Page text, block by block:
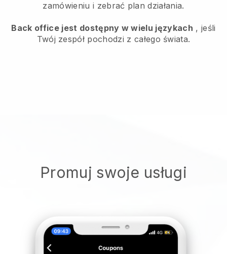
zamówieniu i zebrać plan działania.
Back office jest dostępny w wielu językach , jeśli
Twój zespół pochodzi z całego świata.
Promuj swoje usługi